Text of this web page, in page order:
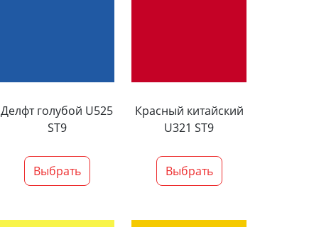
Делфт голубой U525
ST9
Выбрать
Красный китайский
U321 ST9
Выбрать